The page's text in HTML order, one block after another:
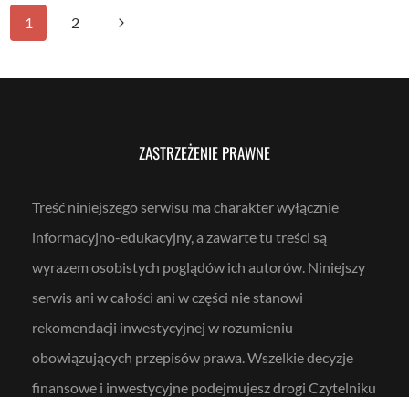
Nawigacja
strony
1 2
Następna
ZASTRZEŻENIE PRAWNE
Treść niniejszego serwisu ma charakter wyłącznie
informacyjno-edukacyjny, a zawarte tu treści są
wyrazem osobistych poglądów ich autorów. Niniejszy
serwis ani w całości ani w części nie stanowi
rekomendacji inwestycyjnej w rozumieniu
obowiązujących przepisów prawa. Wszelkie decyzje
finansowe i inwestycyjne podejmujesz drogi Czytelniku